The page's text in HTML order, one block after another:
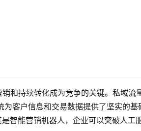
和持续转化成为竞争的关键。私域流
客户信息和交易数据提供了坚实的基
智能营销机器人，企业可以突破人工